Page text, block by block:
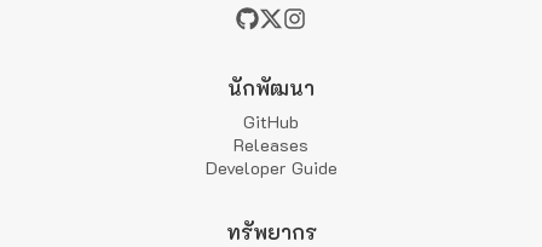
นักพัฒนา
GitHub
Releases
Developer Guide
ทรัพยากร